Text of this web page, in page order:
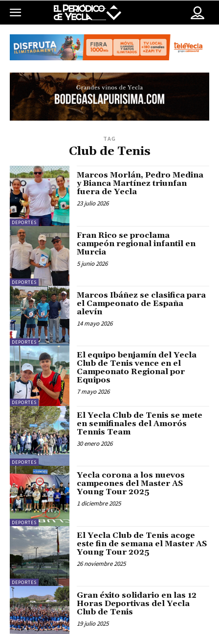
TAG
Club de Tenis
DEPORTES
Marcos Morlán, Pedro Medina
y Bianca Martínez triunfan
fuera de Yecla
23 julio 2026
DEPORTES
Fran Rico se proclama
campeón regional infantil en
Murcia
5 junio 2026
DEPORTES
Marcos Ibáñez se clasifica para
el Campeonato de España
alevín
14 mayo 2026
DEPORTES
El equipo benjamín del Yecla
Club de Tenis vence en el
Campeonato Regional por
Equipos
7 mayo 2026
DEPORTES
El Yecla Club de Tenis se mete
en semifinales del Amorós
Tennis Team
30 enero 2026
DEPORTES
Yecla corona a los nuevos
campeones del Master AS
Young Tour 2025
1 diciembre 2025
DEPORTES
El Yecla Club de Tenis acoge
este fin de semana el Master AS
Young Tour 2025
26 noviembre 2025
Gran éxito solidario en las 12
Horas Deportivas del Yecla
Club de Tenis
19 julio 2025